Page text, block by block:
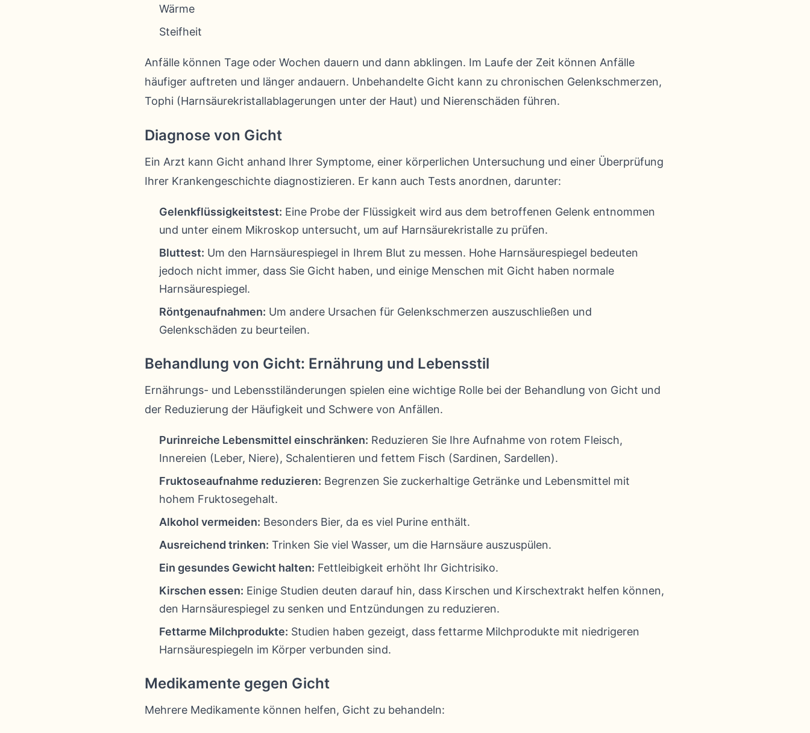
Wärme
Steifheit
Anfälle können Tage oder Wochen dauern und dann abklingen. Im Laufe der Zeit können Anfälle
häufiger auftreten und länger andauern. Unbehandelte Gicht kann zu chronischen Gelenkschmerzen,
Tophi (Harnsäurekristallablagerungen unter der Haut) und Nierenschäden führen.
Diagnose von Gicht
Ein Arzt kann Gicht anhand Ihrer Symptome, einer körperlichen Untersuchung und einer Überprüfung
Ihrer Krankengeschichte diagnostizieren. Er kann auch Tests anordnen, darunter:
Gelenkflüssigkeitstest: Eine Probe der Flüssigkeit wird aus dem betroffenen Gelenk entnommen
und unter einem Mikroskop untersucht, um auf Harnsäurekristalle zu prüfen.
Bluttest: Um den Harnsäurespiegel in Ihrem Blut zu messen. Hohe Harnsäurespiegel bedeuten
jedoch nicht immer, dass Sie Gicht haben, und einige Menschen mit Gicht haben normale
Harnsäurespiegel.
Röntgenaufnahmen: Um andere Ursachen für Gelenkschmerzen auszuschließen und
Gelenkschäden zu beurteilen.
Behandlung von Gicht: Ernährung und Lebensstil
Ernährungs- und Lebensstiländerungen spielen eine wichtige Rolle bei der Behandlung von Gicht und
der Reduzierung der Häufigkeit und Schwere von Anfällen.
Purinreiche Lebensmittel einschränken: Reduzieren Sie Ihre Aufnahme von rotem Fleisch,
Innereien (Leber, Niere), Schalentieren und fettem Fisch (Sardinen, Sardellen).
Fruktoseaufnahme reduzieren: Begrenzen Sie zuckerhaltige Getränke und Lebensmittel mit
hohem Fruktosegehalt.
Alkohol vermeiden: Besonders Bier, da es viel Purine enthält.
Ausreichend trinken: Trinken Sie viel Wasser, um die Harnsäure auszuspülen.
Ein gesundes Gewicht halten: Fettleibigkeit erhöht Ihr Gichtrisiko.
Kirschen essen: Einige Studien deuten darauf hin, dass Kirschen und Kirschextrakt helfen können,
den Harnsäurespiegel zu senken und Entzündungen zu reduzieren.
Fettarme Milchprodukte: Studien haben gezeigt, dass fettarme Milchprodukte mit niedrigeren
Harnsäurespiegeln im Körper verbunden sind.
Medikamente gegen Gicht
Mehrere Medikamente können helfen, Gicht zu behandeln: